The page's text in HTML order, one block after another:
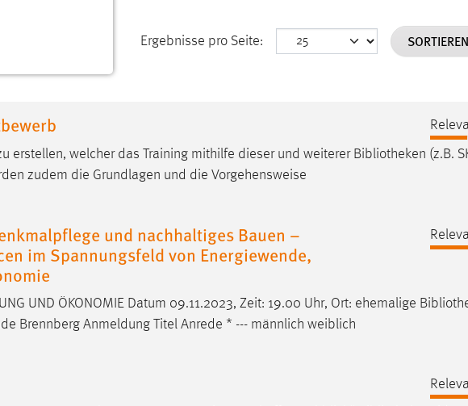
Ergebnisse pro Seite:
erstellen, welcher das Training mithilfe dieser und weiterer Bibliotheken (z.B.
zudem die Grundlagen und die Vorgehensweise
und nachhaltiges Bauen –
im Spannungsfeld von Energiewende,
UND ÖKONOMIE Datum 09.11.2023, Zeit: 19.00 Uhr, Ort: ehemalige
Brennberg Anmeldung Titel Anrede * --- männlich weiblich
Optionen